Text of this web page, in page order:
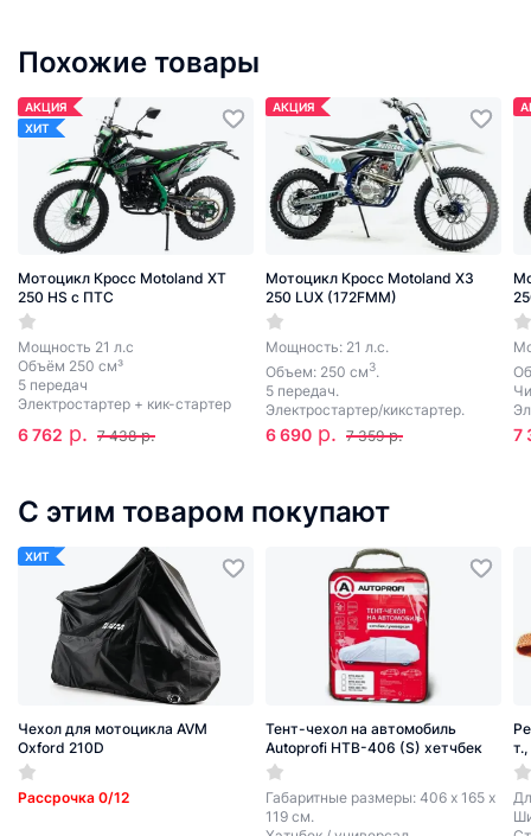
Похожие товары
АКЦИЯ
ХИТ
Мотоцикл Кросс Motoland XT
250 HS с ПТС
Мощность 21 л.с
Объём 250 см³
5 передач
Электростартер + кик-стартер
6 762 р. 7 438 р.
АКЦИЯ
Мотоцикл Кросс Motoland X3
250 LUX (172FMM)
Мощность: 21 л.с.
Объем: 250 см3.
5 передач.
Электростартер/кикстартер.
6 690 р. 7 359 р. 7
С этим товаром покупают
ХИТ
Чехол для мотоцикла AVM
Oxford 210D
Рассрочка 0/12
Тент-чехол на автомобиль
Autoprofi HTB-406 (S) хетчбек
Габаритные размеры: 406 х 165 х
119 см.